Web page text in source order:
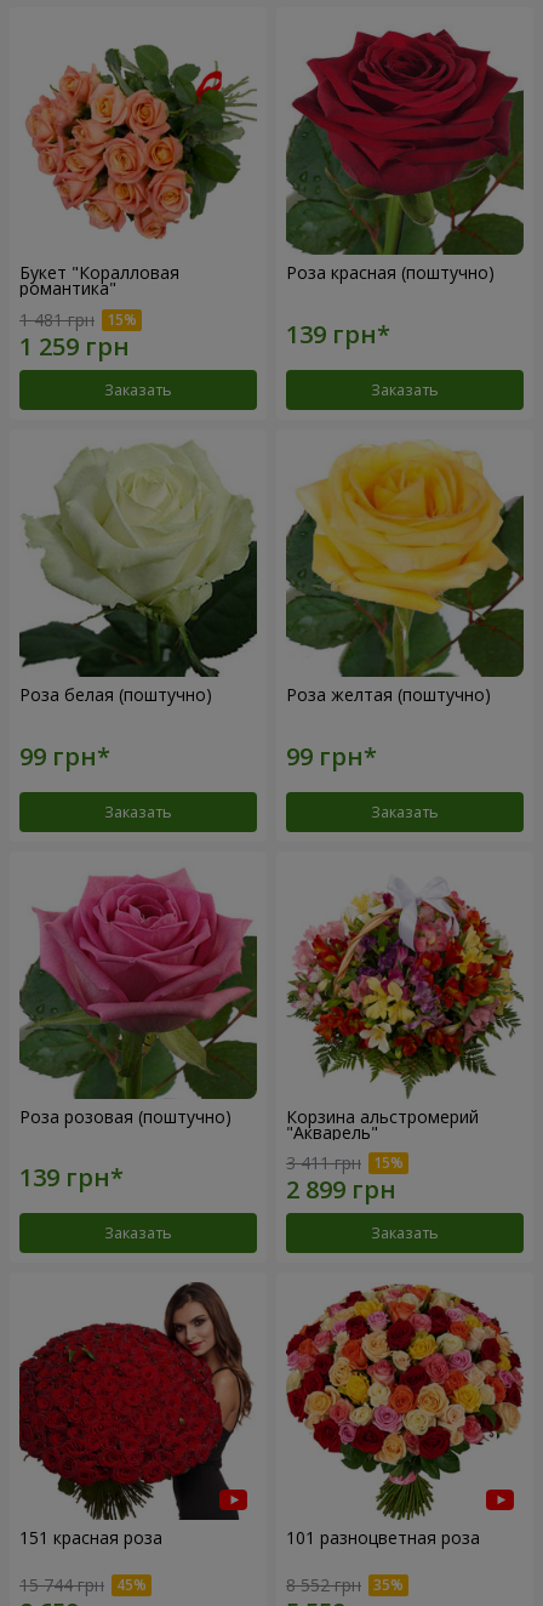
Букет "Коралловая
романтика"
1 481 грн
Заказать
Роза красная (поштучно)
Заказать
Роза белая (поштучно)
Заказать
Роза желтая (поштучно)
Заказать
Роза розовая (поштучно)
Заказать
Корзина альстромерий
"Акварель"
3 411 грн
Заказать
151 красная роза
15 744 грн
101 разноцветная роза
8 552 грн